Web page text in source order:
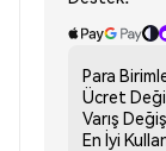
Para
Ücret
Varış
En İyi